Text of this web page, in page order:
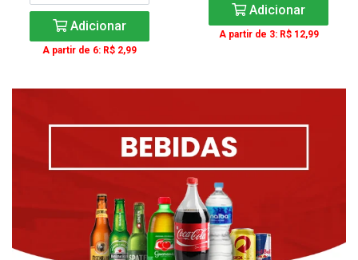
Adicionar
A partir de 6: R$ 2,99
Adicionar
A partir de 3: R$ 12,99